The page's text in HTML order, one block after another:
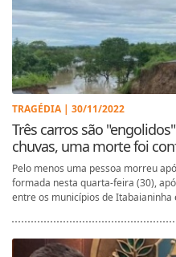
TRAGÉDIA | 30/11/2022
Três carros são
chuvas, uma morte foi
Pelo menos uma pessoa morreu
formada nesta quarta-feira (30),
entre os municípios de